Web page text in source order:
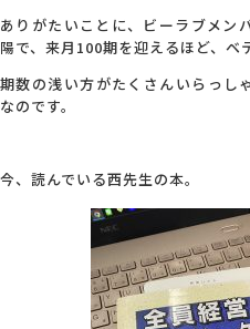
お問い合わせ
ありがたいことに、ビーラブメン
陽で、来月100期を迎えるほど、ベ
期数の浅い方がたくさんいらっし
なのです。
今、読んでいる西先生の本。